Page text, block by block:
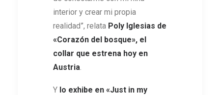
interior y crear mi propia
realidad”, relata Poly Iglesias de
«Corazón del bosque», el
collar que estrena hoy en
Austria.
Y lo exhibe en «Just in my